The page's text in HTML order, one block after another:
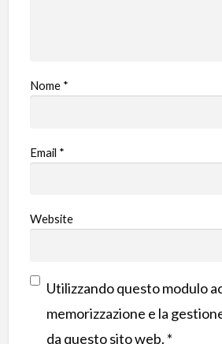
Nome *
Email *
Website
Utilizzando questo modulo
memorizzazione e la
da questo sito web. *